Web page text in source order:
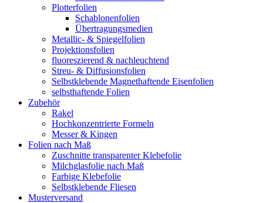
Plotterfolien
Schablonenfolien
Übertragungsmedien
Metallic- & Spiegelfolien
Projektionsfolien
fluoreszierend & nachleuchtend
Streu- & Diffusionsfolien
Selbstklebende Magnethaftende Eisenfolien
selbsthaftende Folien
Zubehör
Rakel
Hochkonzentrierte Formeln
Messer & Kingen
Folien nach Maß
Zuschnitte transparenter Klebefolie
Milchglasfolie nach Maß
Farbige Klebefolie
Selbstklebende Fliesen
Musterversand